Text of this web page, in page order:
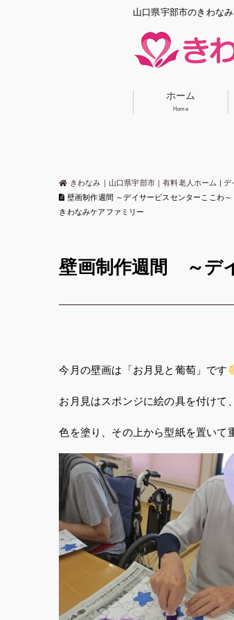
山口県宇部市のきわな
ホーム
Home
きわなみ｜山口県宇部市｜有料老人ホーム |
壁画制作週間 ～デイサービスセンターここわ
きわなみケアファミリー
壁画制作週間 ～デ
今月の壁画は「お月見と葡萄」です
お月見はスポンジに絵の具を付けて
色を塗り、その上から型紙を置いて